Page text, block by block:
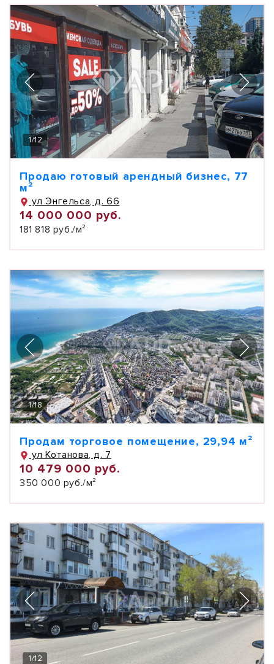
1/12
Продаю готовый арендный бизнес, 77
м²
ул Энгельса, д. 66
14 000 000 руб.
181 818 руб./м²
1/18
Продам торговое помещение, 29,94 м²
ул Котанова, д. 7
10 479 000 руб.
350 000 руб./м²
1/12